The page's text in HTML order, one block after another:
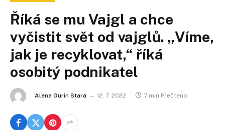
Říká se mu Vajgl a chce
vyčistit svět od vajglů. „Víme,
jak je recyklovat,“ říká
osobitý podnikatel
Alena Gurin Stará 12. 7. 2022 7 min Přečteno